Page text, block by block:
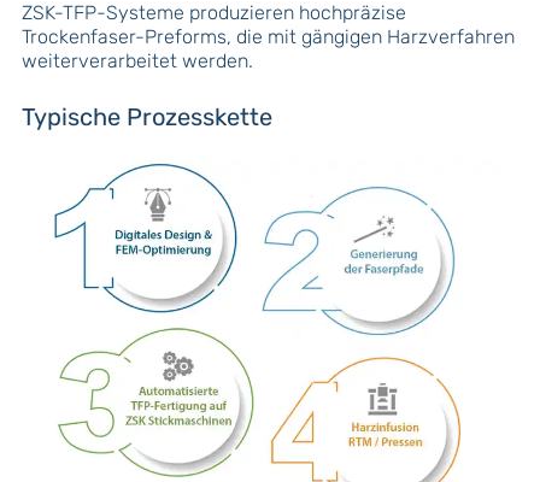
ZSK-TFP-Systeme produzieren hochpräzise
Trockenfaser-Preforms, die mit gängigen Harzverfahren
weiterverarbeitet werden.
Typische Prozesskette